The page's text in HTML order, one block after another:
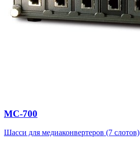
MC-700
Шасси для медиаконвертеров (7 слотов)